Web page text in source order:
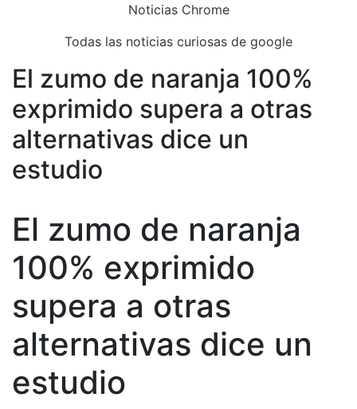
Noticias Chrome
Todas las noticias curiosas de google
Close
Menu
El zumo de naranja 100%
exprimido supera a otras
alternativas dice un
estudio
El zumo de naranja
100% exprimido
supera a otras
alternativas dice un
estudio